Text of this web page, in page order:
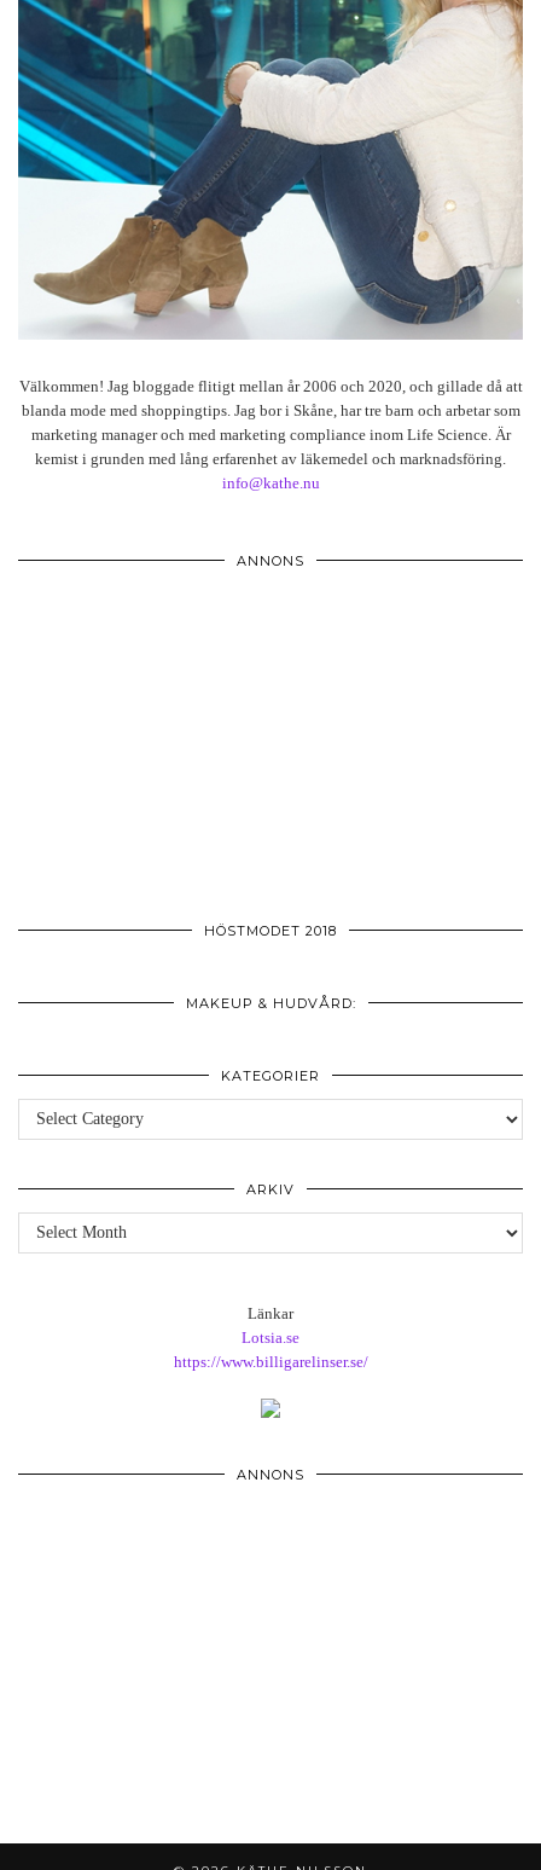
Välkommen! Jag bloggade flitigt mellan år 2006 och 2020, och gillade då att
blanda mode med shoppingtips. Jag bor i Skåne, har tre barn och arbetar som
marketing manager och med marketing compliance inom Life Science. Är
kemist i grunden med lång erfarenhet av läkemedel och marknadsföring.
info@kathe.nu
ANNONS
HÖSTMODET 2018
MAKEUP & HUDVÅRD:
KATEGORIER
Kategorier
ARKIV
Arkiv
Länkar
Lotsia.se
https://www.billigarelinser.se/
ANNONS